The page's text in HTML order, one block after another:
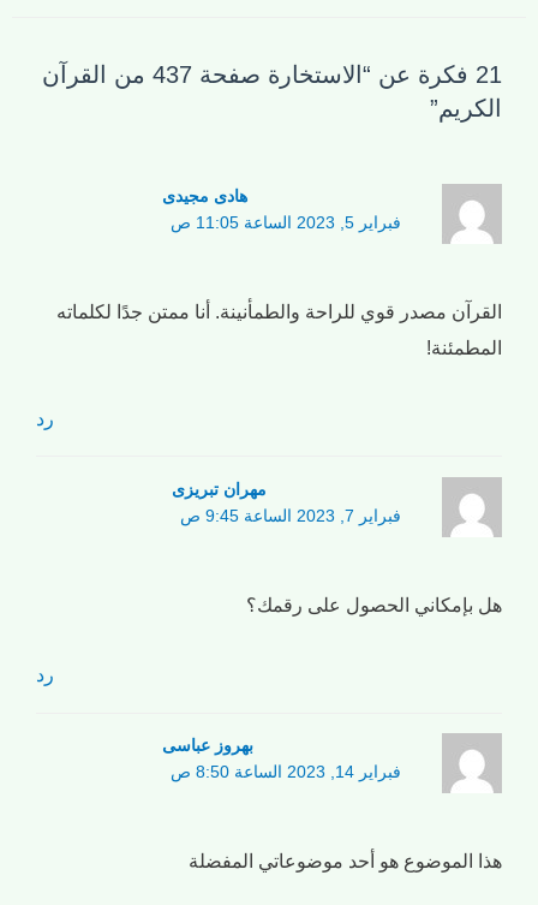
21 فكرة عن “الاستخارة صفحة 437 من القرآن
الكريم”
هادی مجیدی
فبراير 5, 2023 الساعة 11:05 ص
القرآن مصدر قوي للراحة والطمأنينة. أنا ممتن جدًا لكلماته
المطمئنة!
رد
مهران تبریزی
فبراير 7, 2023 الساعة 9:45 ص
هل بإمكاني الحصول على رقمك؟
رد
بهروز عباسی
فبراير 14, 2023 الساعة 8:50 ص
هذا الموضوع هو أحد موضوعاتي المفضلة